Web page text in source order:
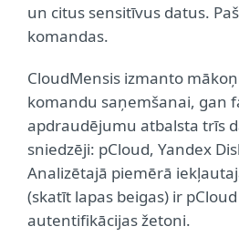
un citus sensitīvus datus.
komandas.
CloudMensis izmanto
komandu saņemšanai, gan
apdraudējumu atbalsta trīs
sniedzēji: pCloud, Yandex
Analizētajā piemērā
(skatīt lapas beigas) ir
autentifikācijas žetoni.